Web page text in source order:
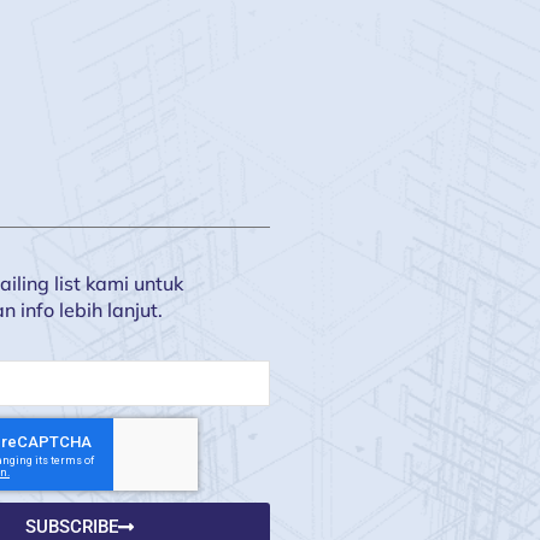
list kami untuk
info lebih lanjut.
SUBSCRIBE